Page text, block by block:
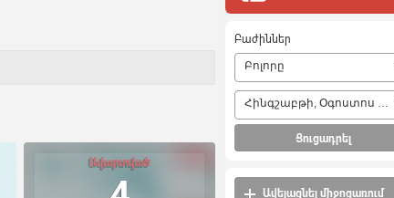
Ավարտված
Բաժիններ
Բոլորը
Հինգշաբթի, Օգոստոս 6, 2026
Ցուցադրել
Ավելացնել միջոցառում